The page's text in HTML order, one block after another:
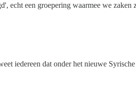
echt een groepering waarmee we zaken
iedereen dat onder het nieuwe